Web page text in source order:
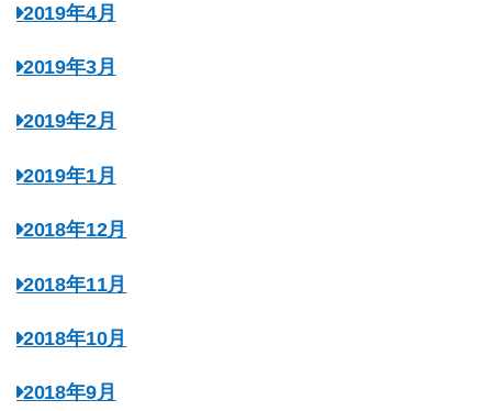
2019年4月
2019年3月
2019年2月
2019年1月
2018年12月
2018年11月
2018年10月
2018年9月